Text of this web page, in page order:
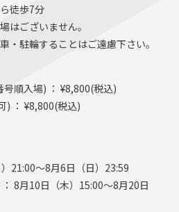
徒歩7分
はございません。
・駐輪することはご遠慮下さい。
順入場) ： ¥8,800(税込)
) ： ¥8,800(税込)
21:00〜8月6日（日）23:59
8月10日（木）15:00〜8月20日